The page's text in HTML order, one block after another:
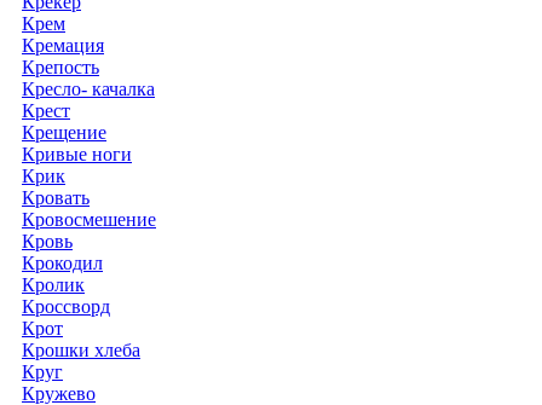
Крем
Кремация
Крепость
Кресло- качалка
Крест
Крещение
Кривые ноги
Крик
Кровать
Кровосмешение
Кровь
Крокодил
Кролик
Кроссворд
Крот
Крошки хлеба
Круг
Кружево